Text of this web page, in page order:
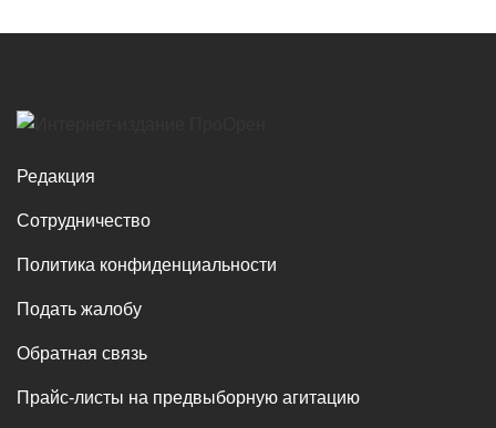
Редакция
Сотрудничество
Политика конфиденциальности
Подать жалобу
Обратная связь
Прайс-листы на предвыборную агитацию